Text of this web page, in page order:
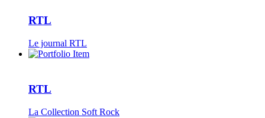
RTL
Le journal RTL
RTL
La Collection Soft Rock